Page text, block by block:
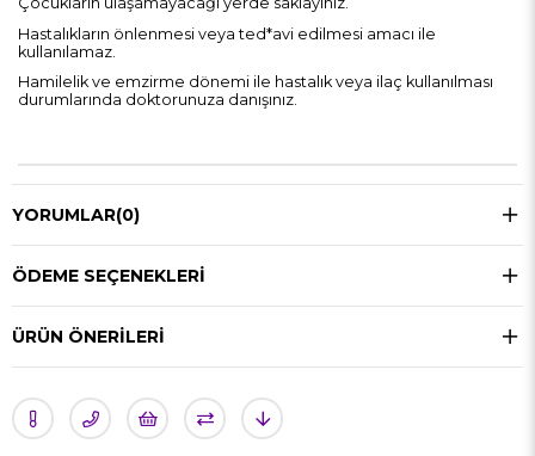
Hastalıkların önlenmesi veya ted*avi edilmesi amacı ile
kullanılamaz.
Hamilelik ve emzirme dönemi ile hastalık veya ilaç kullanılması
durumlarında doktorunuza danışınız.
YORUMLAR(0)
ÖDEME SEÇENEKLERI
ÜRÜN ÖNERILERI